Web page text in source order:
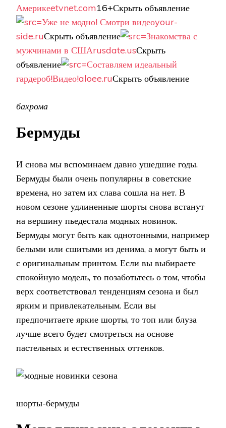
Америкеetvnet.com16+Скрыть объявление
Уже не модно! Смотри видеоyour-
side.ruСкрыть объявление
Знакомства с
мужчинами в СШАrusdate.usСкрыть
объявление
Составляем идеальный
гардероб!Видео!aloee.ruСкрыть объявление
бахрома
Бермуды
И снова мы вспоминаем давно ушедшие годы.
Бермуды были очень популярны в советские
времена, но затем их слава сошла на нет. В
новом сезоне удлиненные шорты снова встанут
на вершину пьедестала модных новинок.
Бермуды могут быть как однотонными, например
белыми или сшитыми из денима, а могут быть и
с оригинальным принтом. Если вы выбираете
спокойную модель, то позаботьтесь о том, чтобы
верх соответствовал тенденциям сезона и был
ярким и привлекательным. Если вы
предпочитаете яркие шорты, то топ или блуза
лучше всего будет смотреться на основе
пастельных и естественных оттенков.
шорты-бермуды